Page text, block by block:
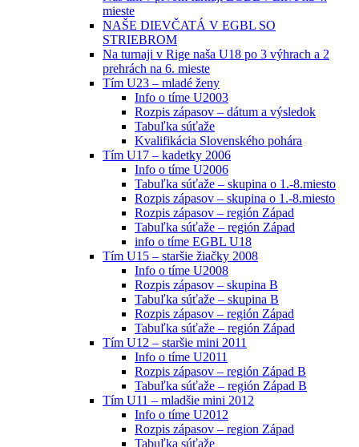
mieste
NAŠE DIEVČATÁ V EGBL SO
STRIEBROM
Na turnaji v Rige naša U18 po 3 výhrach a 2
prehrách na 6. mieste
Tím U23 – mladé ženy
Info o tíme U2003
Rozpis zápasov – dátum a výsledok
Tabuľka súťaže
Kvalifikácia Slovenského pohára
Tím U17 – kadetky 2006
Info o tíme U2006
Tabuľka súťaže – skupina o 1.-8.miesto
Rozpis zápasov – skupina o 1.-8.miesto
Rozpis zápasov – región Západ
Tabuľka súťaže – región Západ
info o tíme EGBL U18
Tím U15 – staršie žiačky 2008
Info o tíme U2008
Rozpis zápasov – skupina B
Tabuľka súťaže – skupina B
Rozpis zápasov – región Západ
Tabuľka súťaže – región Západ
Tím U12 – staršie mini 2011
Info o tíme U2011
Rozpis zápasov – región Západ B
Tabuľka súťaže – región Západ B
Tím U11 – mladšie mini 2012
Info o tíme U2012
Rozpis zápasov – region Západ
Tabuľka súťaže